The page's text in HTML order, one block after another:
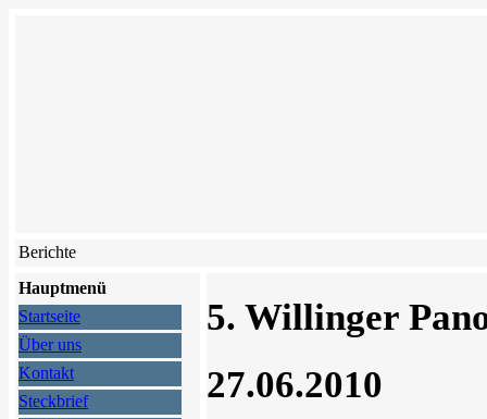
Berichte
Hauptmenü
Startseite
Über uns
Kontakt
Steckbrief
5. Willinger
27.06.2010